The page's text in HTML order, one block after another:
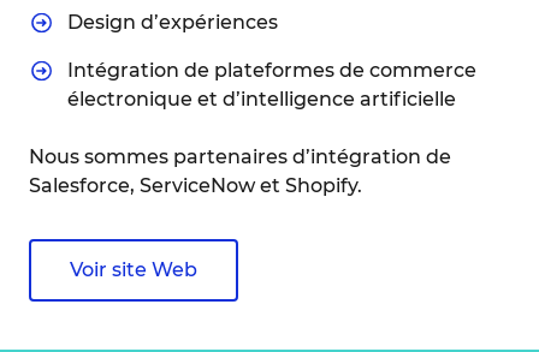
Design d’expériences
Intégration de plateformes de commerce
électronique et d’intelligence artificielle
Nous sommes partenaires d’intégration de
Salesforce, ServiceNow et Shopify.
Voir site Web